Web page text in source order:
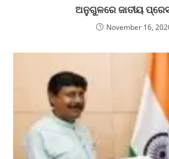
ଅନୁଗୁଳରେ ଜାତୀୟ
November 16,